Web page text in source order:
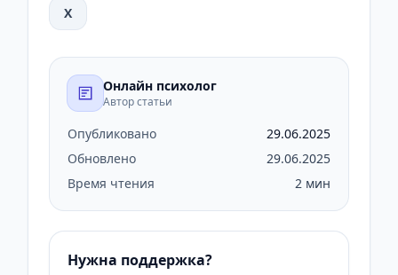
X
Онлайн психолог
Автор статьи
Опубликовано
29.06.2025
Обновлено
29.06.2025
Время чтения
2 мин
Нужна поддержка?